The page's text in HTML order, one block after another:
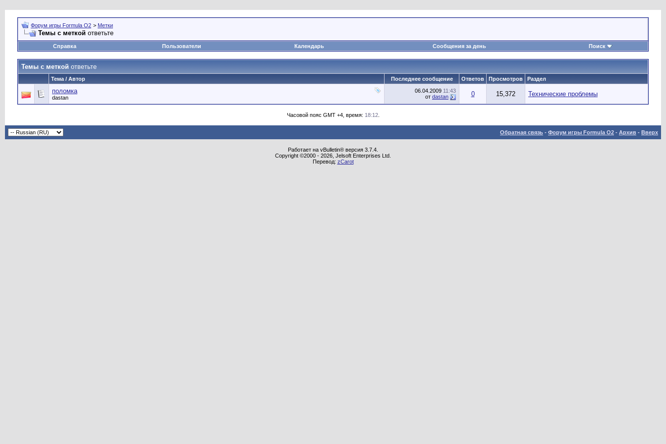
Форум игры Formula O2 > Метки
Темы с меткой ответьте
Справка Пользователи Календарь Сообщения за день Поиск
Темы с меткой ответьте
Тема / Автор Последнее сообщение Ответов Просмотров Раздел
поломка
dastan
06.04.2009 11:43
от dastan 0 15,372 Технические проблемы
Часовой пояс GMT +4, время: 18:12.
Обратная связь - Форум игры Formula O2 - Архив - Вверх
Работает на vBulletin® версия 3.7.4.
Copyright ©2000 - 2026, Jelsoft Enterprises Ltd.
Перевод: zCarot